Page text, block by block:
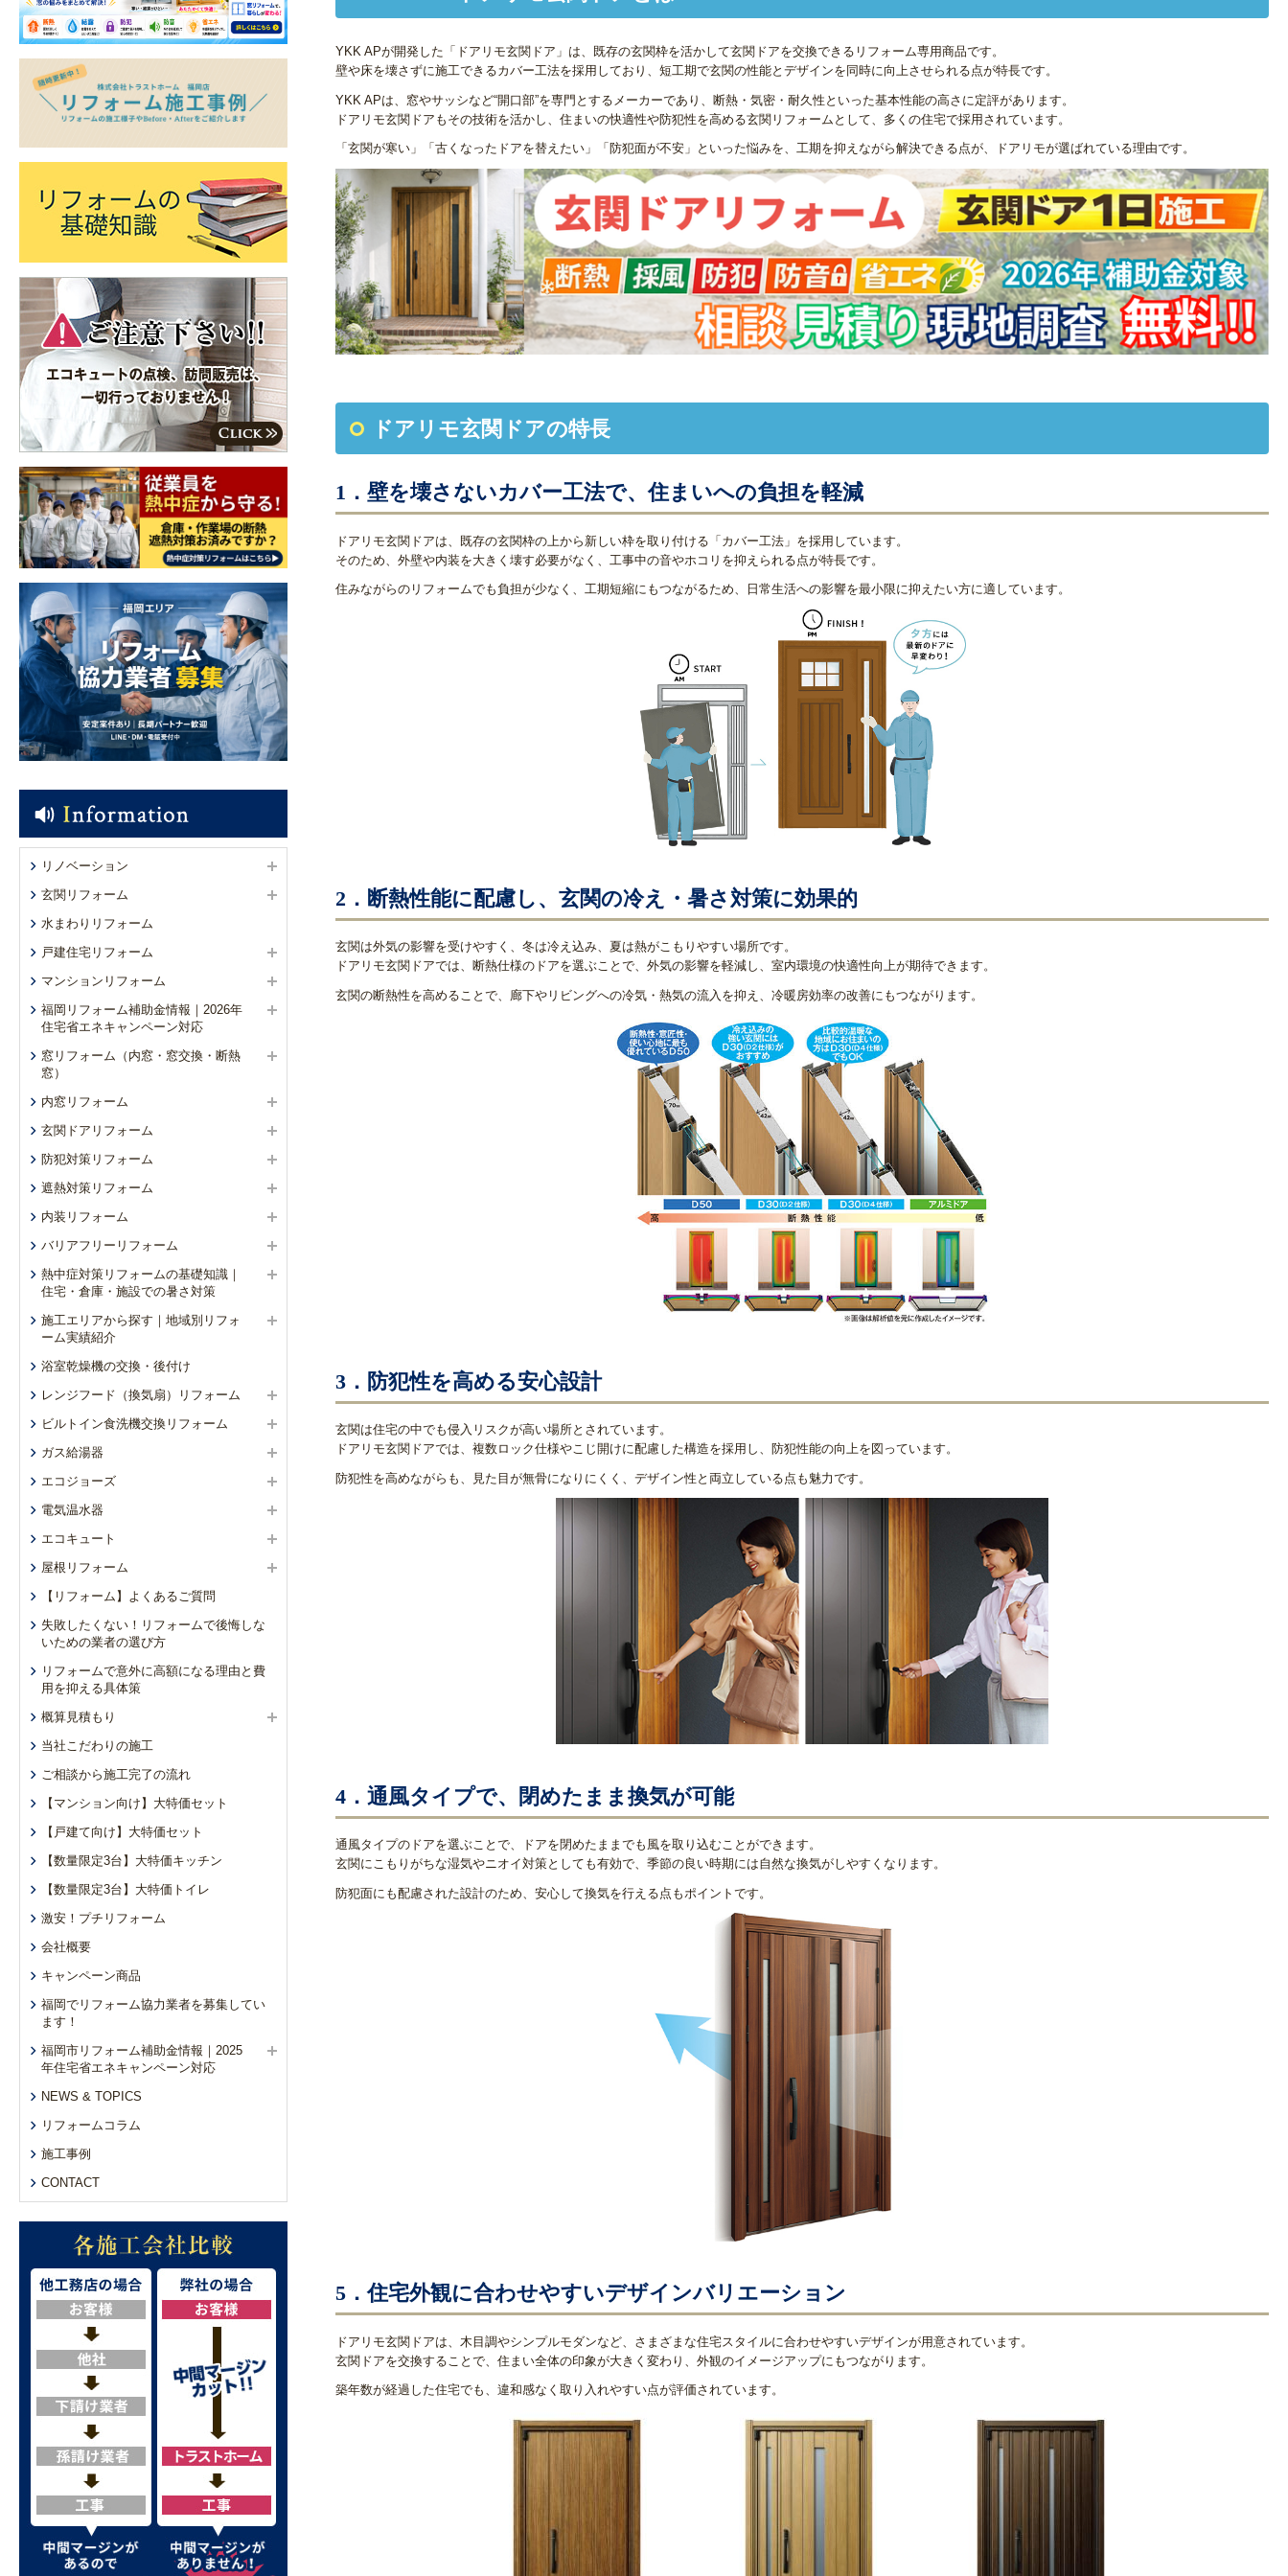
YKK APが開発した「ドアリモ玄関ドア」は、既存の玄関枠を活かして玄関ドアを交換できるリフォーム専用商品です。
壁や床を壊さずに施工できるカバー工法を採用しており、短工期で玄関の性能とデザインを同時に向上させられる点が特長です。
YKK APは、窓やサッシなど“開口部”を専門とするメーカーであり、断熱・気密・耐久性といった基本性能の高さに定評があります。
ドアリモ玄関ドアもその技術を活かし、住まいの快適性や防犯性を高める玄関リフォームとして、多くの住宅で採用されています。
「玄関が寒い」「古くなったドアを替えたい」「防犯面が不安」といった悩みを、工期を抑えながら解決できる点が、ドアリモが選ばれている理由です。
ドアリモ玄関ドアの特長
1．壁を壊さないカバー工法で、住まいへの負担を軽減
ドアリモ玄関ドアは、既存の玄関枠の上から新しい枠を取り付ける「カバー工法」を採用しています。
そのため、外壁や内装を大きく壊す必要がなく、工事中の音やホコリを抑えられる点が特長です。
住みながらのリフォームでも負担が少なく、工期短縮にもつながるため、日常生活への影響を最小限に抑えたい方に適しています。
2．断熱性能に配慮し、玄関の冷え・暑さ対策に効果的
玄関は外気の影響を受けやすく、冬は冷え込み、夏は熱がこもりやすい場所です。
ドアリモ玄関ドアでは、断熱仕様のドアを選ぶことで、外気の影響を軽減し、室内環境の快適性向上が期待できます。
玄関の断熱性を高めることで、廊下やリビングへの冷気・熱気の流入を抑え、冷暖房効率の改善にもつながります。
3．防犯性を高める安心設計
玄関は住宅の中でも侵入リスクが高い場所とされています。
ドアリモ玄関ドアでは、複数ロック仕様やこじ開けに配慮した構造を採用し、防犯性能の向上を図っています。
防犯性を高めながらも、見た目が無骨になりにくく、デザイン性と両立している点も魅力です。
4．通風タイプで、閉めたまま換気が可能
通風タイプのドアを選ぶことで、ドアを閉めたままでも風を取り込むことができます。
玄関にこもりがちな湿気やニオイ対策としても有効で、季節の良い時期には自然な換気がしやすくなります。
防犯面にも配慮された設計のため、安心して換気を行える点もポイントです。
5．住宅外観に合わせやすいデザインバリエーション
ドアリモ玄関ドアは、木目調やシンプルモダンなど、さまざまな住宅スタイルに合わせやすいデザインが用意されています。
玄関ドアを交換することで、住まい全体の印象が大きく変わり、外観のイメージアップにもつながります。
築年数が経過した住宅でも、違和感なく取り入れやすい点が評価されています。
リノベーション
玄関リフォーム
水まわりリフォーム
戸建住宅リフォーム
マンションリフォーム
福岡リフォーム補助金情報｜2026年
住宅省エネキャンペーン対応
窓リフォーム（内窓・窓交換・断熱
窓）
内窓リフォーム
玄関ドアリフォーム
防犯対策リフォーム
遮熱対策リフォーム
内装リフォーム
バリアフリーリフォーム
熱中症対策リフォームの基礎知識｜
住宅・倉庫・施設での暑さ対策
施工エリアから探す｜地域別リフォ
ーム実績紹介
浴室乾燥機の交換・後付け
レンジフード（換気扇）リフォーム
ビルトイン食洗機交換リフォーム
ガス給湯器
エコジョーズ
電気温水器
エコキュート
屋根リフォーム
【リフォーム】よくあるご質問
失敗したくない！リフォームで後悔しな
いための業者の選び方
リフォームで意外に高額になる理由と費
用を抑える具体策
概算見積もり
当社こだわりの施工
ご相談から施工完了の流れ
【マンション向け】大特価セット
【戸建て向け】大特価セット
【数量限定3台】大特価キッチン
【数量限定3台】大特価トイレ
激安！プチリフォーム
会社概要
キャンペーン商品
福岡でリフォーム協力業者を募集してい
ます！
福岡市リフォーム補助金情報｜2025
年住宅省エネキャンペーン対応
NEWS & TOPICS
リフォームコラム
施工事例
CONTACT